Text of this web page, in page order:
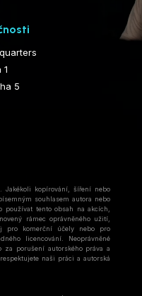
1
5
Jakékoli kopírování, šíření nebo
souhlasem autora nebo
používat tento obsah na akcích,
rámec oprávněného užití,
pro komerční účely nebo pro
licencování. Neoprávněné
za porušení autorského práva a
naši práci a autorská